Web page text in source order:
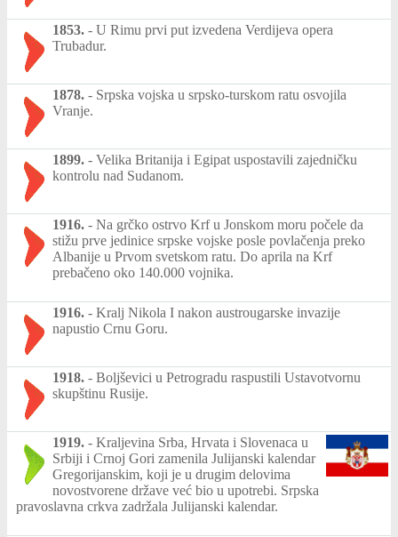
1853. - U Rimu prvi put izvedena Verdijeva opera
Trubadur.
1878. - Srpska vojska u srpsko-turskom ratu osvojila
Vranje.
1899. - Velika Britanija i Egipat uspostavili zajedničku
kontrolu nad Sudanom.
1916. - Na grčko ostrvo Krf u Jonskom moru počele da
stižu prve jedinice srpske vojske posle povlačenja preko
Albanije u Prvom svetskom ratu. Do aprila na Krf
prebačeno oko 140.000 vojnika.
1916. - Kralj Nikola I nakon austrougarske invazije
napustio Crnu Goru.
1918. - Boljševici u Petrogradu raspustili Ustavotvornu
skupštinu Rusije.
1919. - Kraljevina Srba, Hrvata i Slovenaca u
Srbiji i Crnoj Gori zamenila Julijanski kalendar
Gregorijanskim, koji je u drugim delovima
novostvorene države već bio u upotrebi. Srpska
pravoslavna crkva zadržala Julijanski kalendar.